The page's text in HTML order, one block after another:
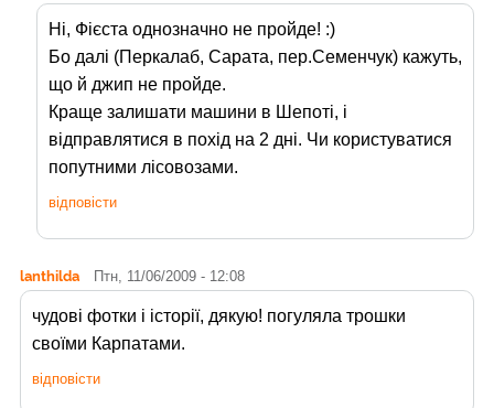
Ні, Фієста однозначно не пройде! :)
Бо далі (Перкалаб, Сарата, пер.Семенчук) кажуть,
що й джип не пройде.
Краще залишати машини в Шепоті, і
відправлятися в похід на 2 дні. Чи користуватися
попутними лісовозами.
відповісти
lanthilda Птн, 11/06/2009 - 12:08
чудові фотки і історії, дякую! погуляла трошки
своїми Карпатами.
відповісти